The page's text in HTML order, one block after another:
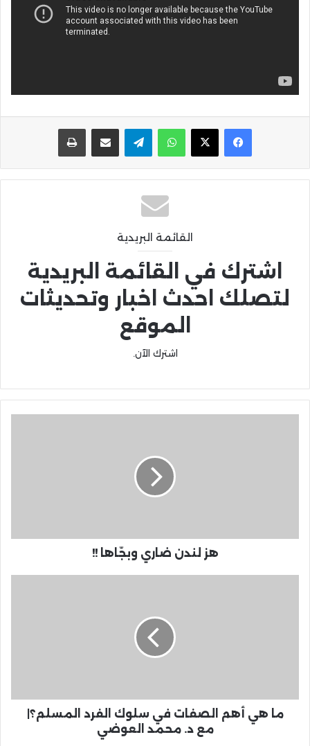
واتساب تيلقرام مشاركة عبر البريد
القائمة البريدية
اشترك في القائمة البريدية
لتصلك احدث اخبار وتحديثات
الموقع
اشترك الآن.
هز لندن ضاري وبجّاها !!
ما هي أهم الصفات في سلوك الفرد المسلم؟|
مع د. محمد العوضي